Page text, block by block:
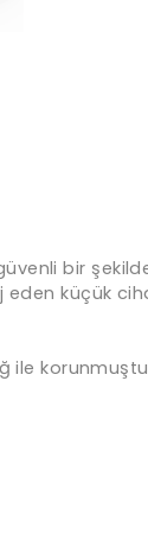
bir
küçük
ile